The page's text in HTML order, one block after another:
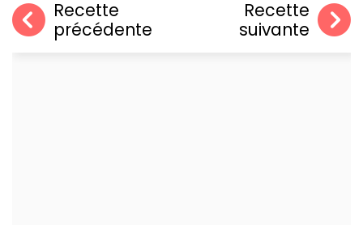
Recette
précédente
Recette
suivante